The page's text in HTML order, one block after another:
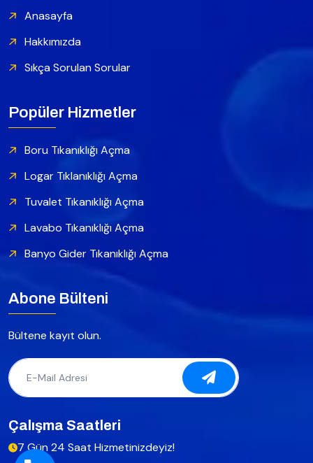
Anasayfa
Hakkımızda
Sıkça Sorulan Sorular
Popüler Hizmetler
Boru Tıkanıklığı Açma
Logar Tıklanıklığı Açma
Tuvalet Tıkanıklığı Açma
Lavabo Tıkanıklığı Açma
Banyo Gider Tıkanıklığı Açma
Abone Bülteni
Bültene kayıt olun.
Çalışma Saatleri
7 Gün 24 Saat Hizmetinizdeyiz!